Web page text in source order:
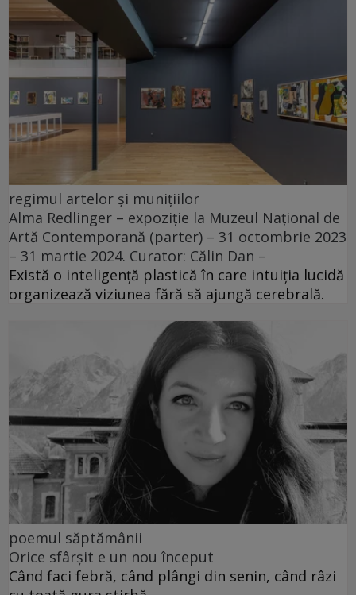
regimul artelor și munițiilor
Alma Redlinger – expoziție la Muzeul Național de
Artă Contemporană (parter) – 31 octombrie 2023
– 31 martie 2024. Curator: Călin Dan –
Există o inteligență plastică în care intuiția lucidă
organizează viziunea fără să ajungă cerebrală.
poemul săptămânii
Orice sfârșit e un nou început
Când faci febră, când plângi din senin, când râzi